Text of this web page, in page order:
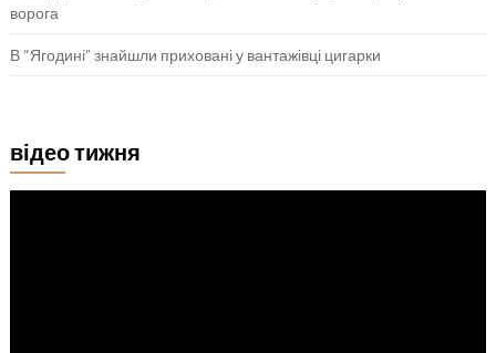
ворога
В “Ягодині” знайшли приховані у вантажівці цигарки
відео тижня